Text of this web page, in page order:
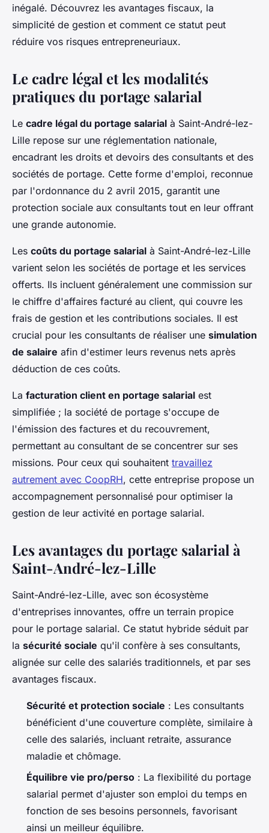
Mathieu• 18 avril 2024 •2 min de lecture
inégalé. Découvrez les avantages fiscaux, la
simplicité de gestion et comment ce statut peut
réduire vos risques entrepreneuriaux.
Le cadre légal et les modalités
pratiques du portage salarial
Le cadre légal du portage salarial à Saint-André-lez-
Lille repose sur une réglementation nationale,
encadrant les droits et devoirs des consultants et des
sociétés de portage. Cette forme d'emploi, reconnue
par l'ordonnance du 2 avril 2015, garantit une
protection sociale aux consultants tout en leur offrant
une grande autonomie.
Les coûts du portage salarial à Saint-André-lez-Lille
varient selon les sociétés de portage et les services
offerts. Ils incluent généralement une commission sur
le chiffre d'affaires facturé au client, qui couvre les
frais de gestion et les contributions sociales. Il est
crucial pour les consultants de réaliser une simulation
de salaire afin d'estimer leurs revenus nets après
déduction de ces coûts.
La facturation client en portage salarial est
simplifiée ; la société de portage s'occupe de
l'émission des factures et du recouvrement,
permettant au consultant de se concentrer sur ses
missions. Pour ceux qui souhaitent travaillez
autrement avec CoopRH, cette entreprise propose un
accompagnement personnalisé pour optimiser la
gestion de leur activité en portage salarial.
Les avantages du portage salarial à
Saint-André-lez-Lille
Saint-André-lez-Lille, avec son écosystème
d'entreprises innovantes, offre un terrain propice
pour le portage salarial. Ce statut hybride séduit par
la sécurité sociale qu'il confère à ses consultants,
alignée sur celle des salariés traditionnels, et par ses
avantages fiscaux.
Sécurité et protection sociale : Les consultants
bénéficient d'une couverture complète, similaire à
celle des salariés, incluant retraite, assurance
maladie et chômage.
Équilibre vie pro/perso : La flexibilité du portage
salarial permet d'ajuster son emploi du temps en
fonction de ses besoins personnels, favorisant
ainsi un meilleur équilibre.